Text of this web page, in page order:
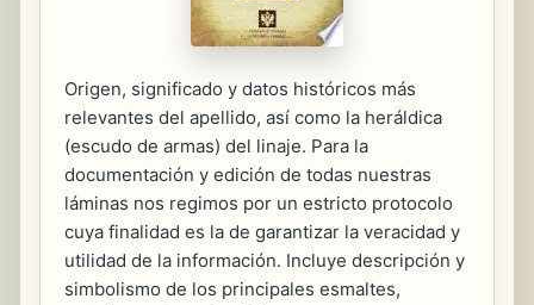
Origen, significado y datos históricos más
relevantes del apellido, así como la heráldica
(escudo de armas) del linaje. Para la
documentación y edición de todas nuestras
láminas nos regimos por un estricto protocolo
cuya finalidad es la de garantizar la veracidad y
utilidad de la información. Incluye descripción y
simbolismo de los principales esmaltes,